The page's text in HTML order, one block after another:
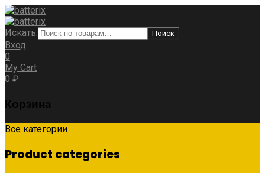
Искать: Поиск
Вход
0
My Cart
0 ₽
Корзина
Все категории
Product categories